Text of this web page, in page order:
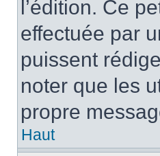
l’édition. Ce
effectuée par
puissent
noter que les
propre
Haut